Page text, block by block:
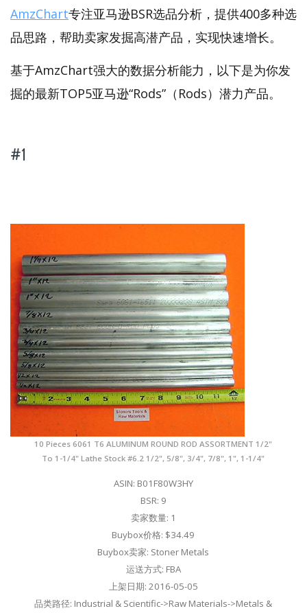
AmzChart专注亚马逊BSR选品分析，提供400多种选
品思路，帮助卖家发掘高潜产品，实现快速增长。
基于AmzChart强大的数据分析能力，以下是为你发
掘的最新TOP5亚马逊“Rods”（Rods）潜力产品。
#1
10 Pieces 6061 T6 ALUMINUM ROUND ROD ASSORTMENT 1/2"
To 1-1/4" Lathe Stock #6.2 1/2", 5/8", 3/4", 7/8", 1", 1-1/4"
ASIN: B01F80W3HY
BSR: 9
卖家数量: 1
Buybox价格: $34.49
Buybox卖家: Stoner Metals
运送方式: FBA
上架日期: 2016-05-05
品类路径: Industrial & Scientific->Raw Materials->Metals &